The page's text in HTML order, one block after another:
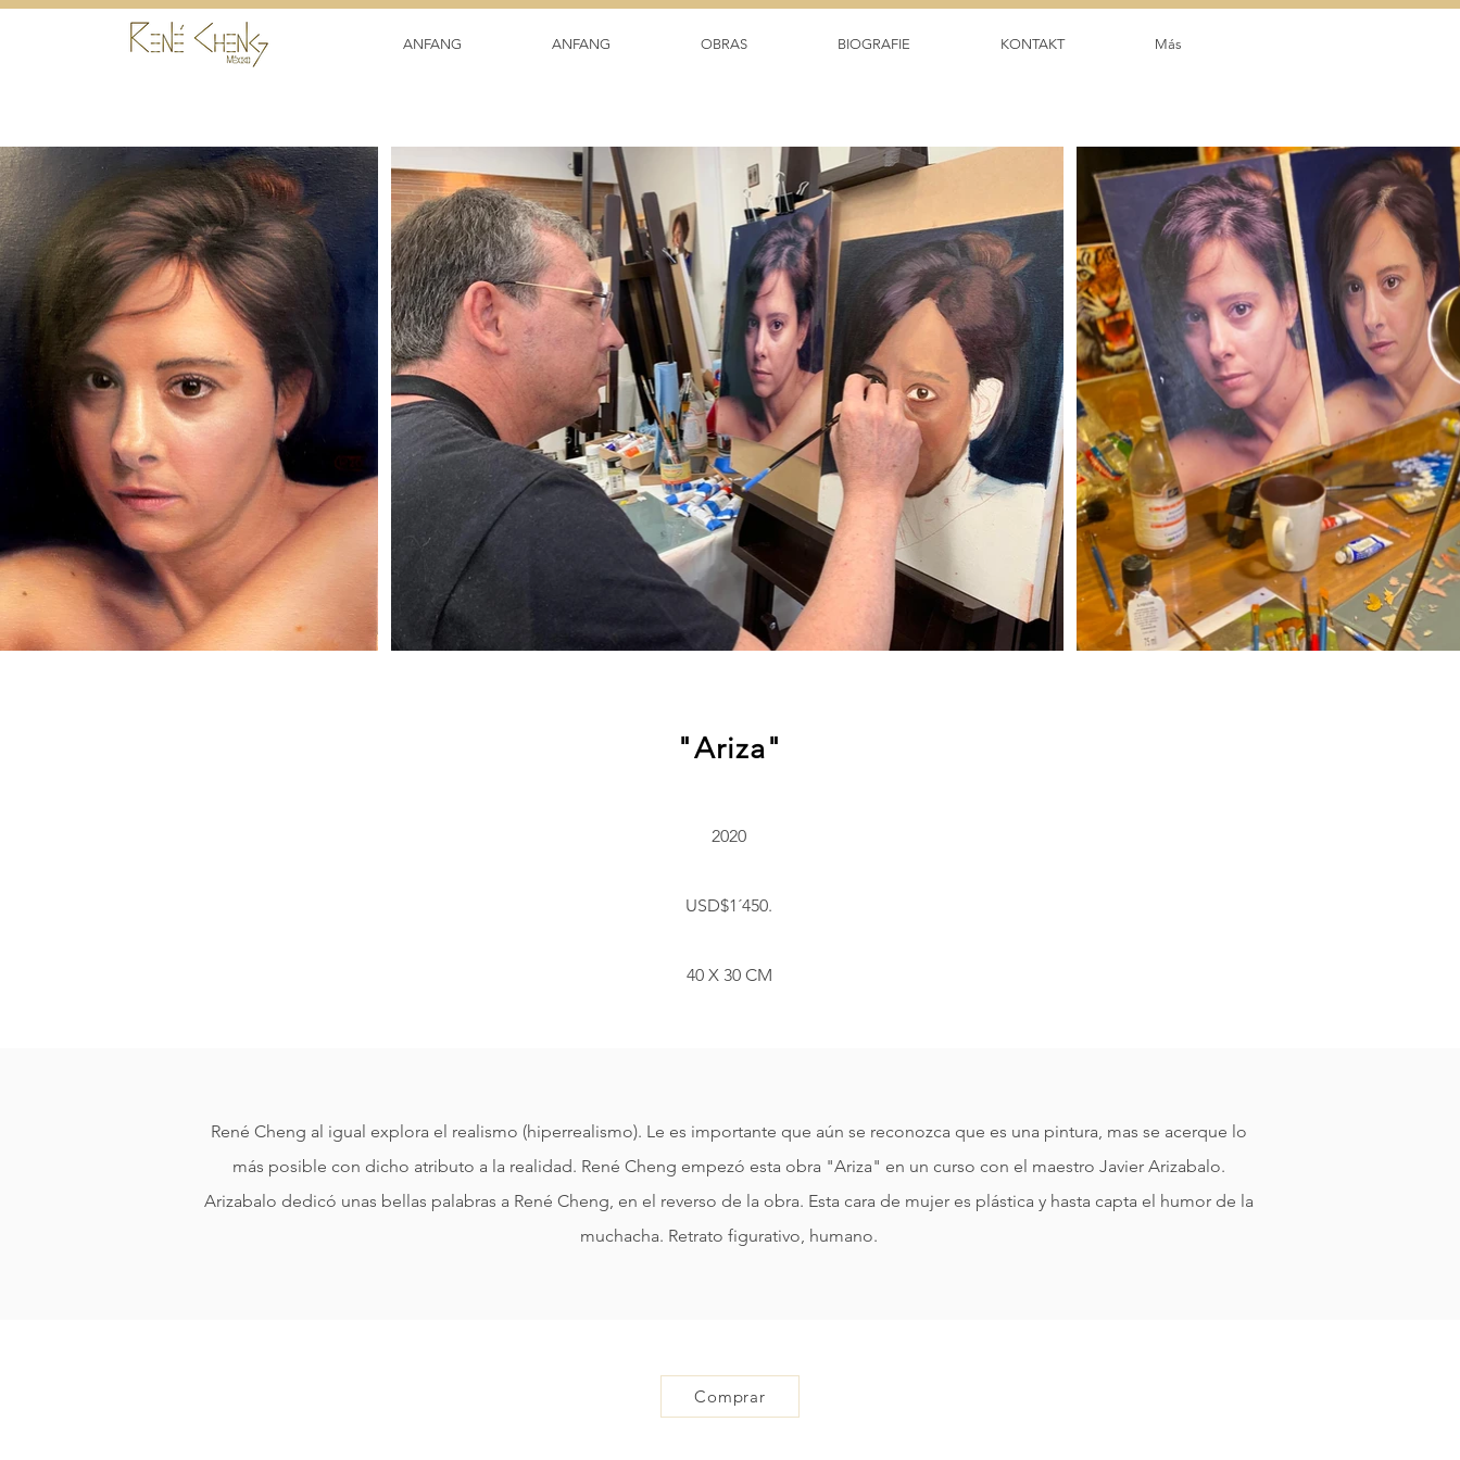
ANFANG ANFANG OBRAS BIOGRAFIE KONTAKT Más
"Ariza"
2020
USD$1´450.
40 X 30 CM
René Cheng al igual explora el realismo (hiperrealismo). Le es importante que aún se reconozca que es una pintura, mas se acerque lo
más posible con dicho atributo a la realidad. René Cheng empezó esta obra "Ariza" en un curso con el maestro Javier Arizabalo.
Arizabalo dedicó unas bellas palabras a René Cheng, en el reverso de la obra. Esta cara de mujer es plástica y hasta capta el humor de la
muchacha. Retrato figurativo, humano.
Comprar